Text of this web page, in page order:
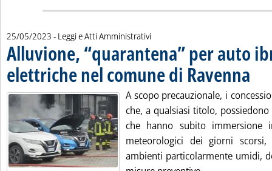
25/05/2023 - Leggi e Atti Amministrativi
Alluvione, “quarantena” per auto
elettriche nel comune di Ravenna
A scopo precauzionale, i
che, a qualsiasi titolo,
che hanno subito immersione
meteorologici dei giorni
ambienti particolarmente umidi,